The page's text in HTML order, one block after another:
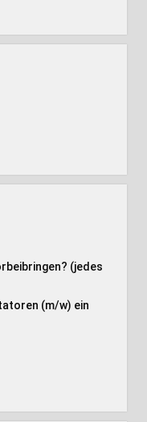
(jedes
(m/w) ein